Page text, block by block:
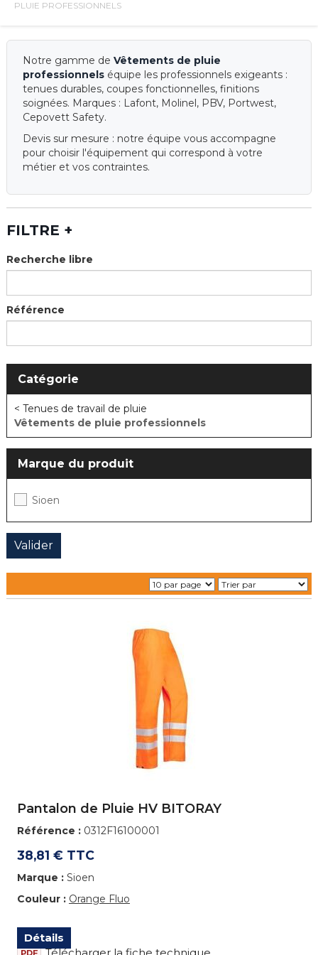
PLUIE PROFESSIONNELS
Notre gamme de Vêtements de pluie
professionnelséquipe les professionnels exigeants :
tenues durables, coupes fonctionnelles, finitions
soignées. Marques : Lafont, Molinel, PBV, Portwest,
Cepovett Safety.
Devis sur mesure : notre équipe vous accompagne
pour choisir l'équipement qui correspond à votre
métier et vos contraintes.
FILTRE +
Recherche libre
Référence
Catégorie
< Tenues de travail de pluie
Vêtements de pluie professionnels
Marque du produit
Sioen
Pantalon de Pluie HV BITORAY
Référence :0312F16100001
38,81 € TTC
Marque : Sioen
Couleur : Orange Fluo
Détails
Télécharger la fiche technique